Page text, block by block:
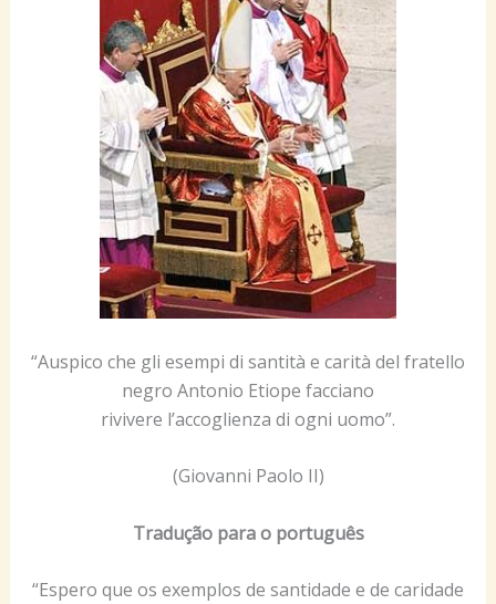
“Auspico che gli esempi di santità e carità del fratello
negro Antonio Etiope facciano
rivivere l’accoglienza di ogni uomo”.
(Giovanni Paolo II)
Tradução para o português
“Espero que os exemplos de santidade e de caridade